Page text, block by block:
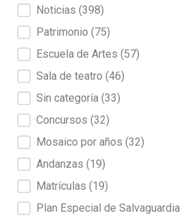
Noticias (398)
Patrimonio (75)
Escuela de Artes (57)
Sala de teatro (46)
Sin categoría (33)
Concursos (32)
Mosaico por años (32)
Andanzas (19)
Matrículas (19)
Plan Especial de Salvaguardia